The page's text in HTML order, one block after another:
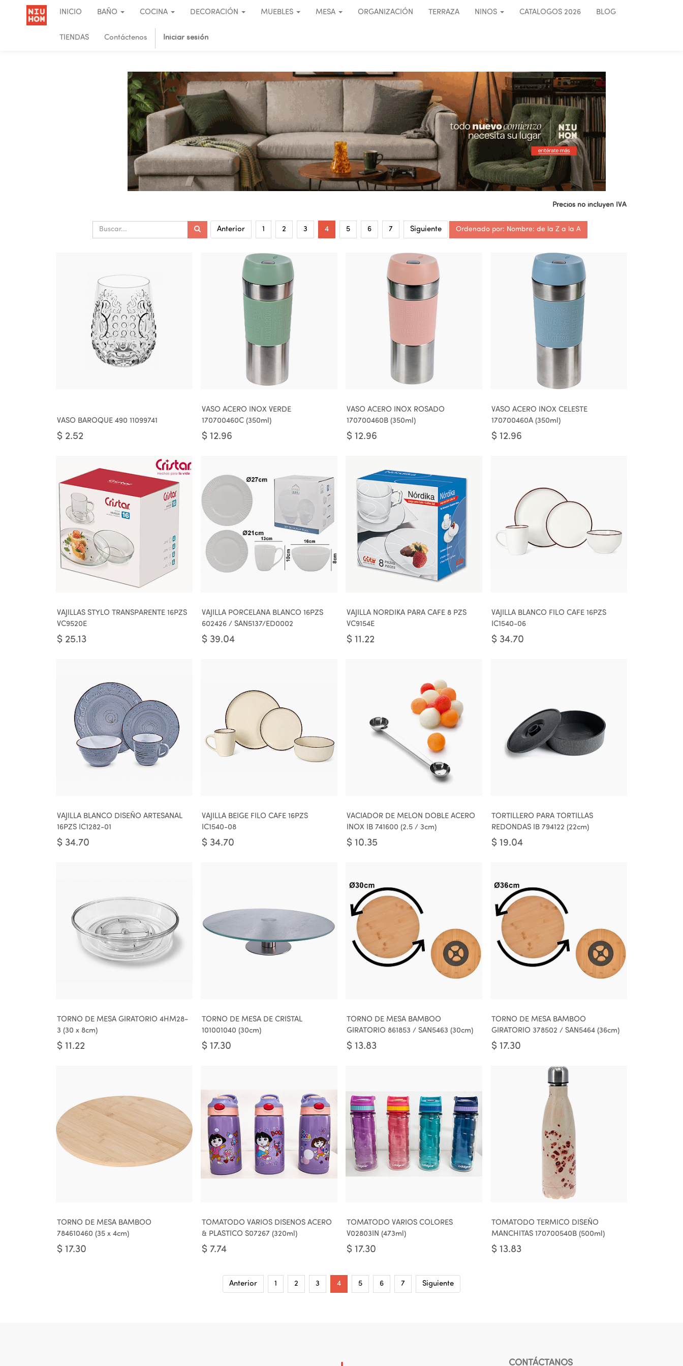
INICIO BAÑO COCINA DECORACIÓN MUEBLES MESA ORGANIZACIÓN TERRAZA NINOS CATALOGOS 2026 BLOG
TIENDAS Contáctenos Iniciar sesión
.
Precios no incluyen IVA
Anterior 1 2 3 4 5 6 7 Siguiente Ordenado por: Nombre: de la Z a la A
VASO BAROQUE 490 11099741
$ 2.52
VASO ACERO INOX VERDE
170700460C (350ml)
$ 12.96
VASO ACERO INOX ROSADO
170700460B (350ml)
$ 12.96
VASO ACERO INOX CELESTE
170700460A (350ml)
$ 12.96
VAJILLAS STYLO TRANSPARENTE 16PZS
VC9520E
$ 25.13
VAJILLA PORCELANA BLANCO 16PZS
602426 / SAN5137/ED0002
$ 39.04
VAJILLA NORDIKA PARA CAFE 8 PZS
VC9154E
$ 11.22
VAJILLA BLANCO FILO CAFE 16PZS
IC1540-06
$ 34.70
VAJILLA BLANCO DISEÑO ARTESANAL
16PZS IC1282-01
$ 34.70
VAJILLA BEIGE FILO CAFE 16PZS
IC1540-08
$ 34.70
VACIADOR DE MELON DOBLE ACERO
INOX IB 741600 (2.5 / 3cm)
$ 10.35
TORTILLERO PARA TORTILLAS
REDONDAS IB 794122 (22cm)
$ 19.04
TORNO DE MESA GIRATORIO 4HM28-
3 (30 x 8cm)
$ 11.22
TORNO DE MESA DE CRISTAL
101001040 (30cm)
$ 17.30
TORNO DE MESA BAMBOO
GIRATORIO 861853 / SAN5463 (30cm)
$ 13.83
TORNO DE MESA BAMBOO
GIRATORIO 378502 / SAN5464 (36cm)
$ 17.30
TORNO DE MESA BAMBOO
784610460 (35 x 4cm)
$ 17.30
TOMATODO VARIOS DISENOS ACERO
& PLASTICO S07267 (320ml)
$ 7.74
TOMATODO VARIOS COLORES
V02803IN (473ml)
$ 17.30
TOMATODO TERMICO DISEÑO
MANCHITAS 170700540B (500ml)
$ 13.83
Anterior 1 2 3 4 5 6 7 Siguiente
CONTÁCTANOS